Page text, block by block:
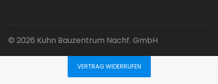
© 2026 Kuhn Bauzentrum Nachf. GmbH
VERTRAG WIDERRUFEN